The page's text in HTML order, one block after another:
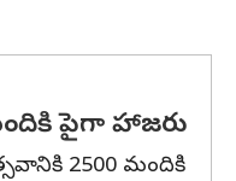
పైగా హాజరు
2500 మందికి